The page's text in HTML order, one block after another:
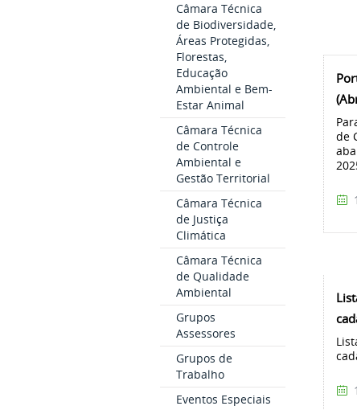
Câmara Técnica
de Biodiversidade,
Áreas Protegidas,
Florestas,
Educação
Ambiental e Bem-
Estar Animal
Câmara Técnica
de Controle
Ambiental e
Gestão Territorial
Câmara Técnica
de Justiça
Climática
Câmara Técnica
de Qualidade
Ambiental
Grupos
Assessores
Grupos de
Trabalho
Eventos Especiais
de